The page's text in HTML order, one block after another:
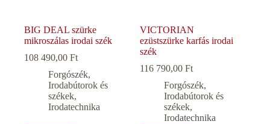
BIG DEAL szürke
mikroszálas irodai szék
108 490,00 Ft
Forgószék,
Irodabútorok és
székek,
Irodatechnika
VICTORIAN
ezüstszürke karfás irodai
szék
116 790,00Ft
Forgószék,
Irodabútorok és
székek,
Irodatechnika